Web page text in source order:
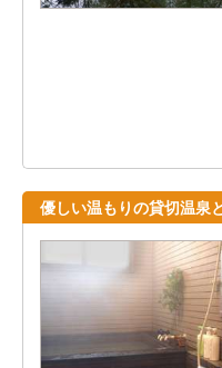
優しい温もりの貸切温泉